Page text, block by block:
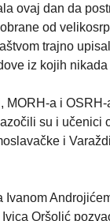
ovaj dan da
od
trajno
iz kojih
MORH-a i OSRH-
su i učenici
i
Ivanom
Oršolić